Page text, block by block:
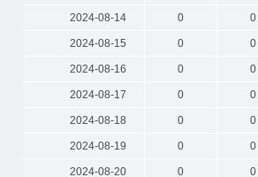
2024-08-14 0 0
2024-08-15 0 0
2024-08-16 0 0
2024-08-17 0 0
2024-08-18 0 0
2024-08-19 0 0
2024-08-20 0 0